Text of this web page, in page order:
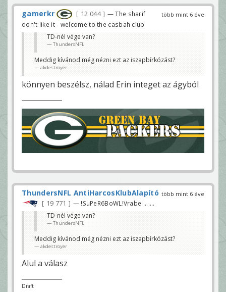
több mint 6 éve
gamerkr 12 044
— The sharif
don't like it - welcome to the casbah club
TD-nél vége van?
ThundersNFL
Meddig kívánod még nézni ezt az iszapbírkózást?
akdestroyer
könnyen beszélsz, nálad Erin integet az ágyból
több mint 6 éve
ThundersNFL AntiHarcosKlubAlapító
19 771 — !SuPeR6BoWL!Vrabel.......
TD-nél vége van?
ThundersNFL
Meddig kívánod még nézni ezt az iszapbírkózást?
akdestroyer
Alul a válasz
Draft